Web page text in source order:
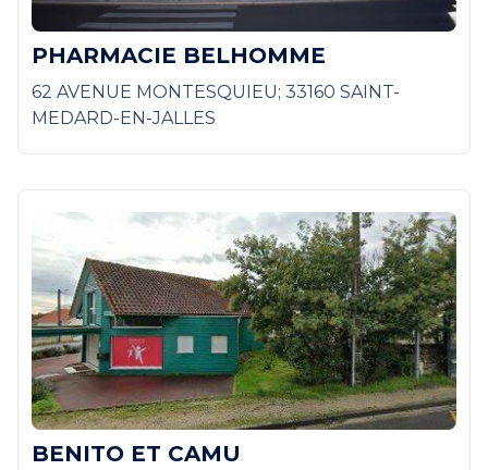
PHARMACIE BELHOMME
62 AVENUE MONTESQUIEU; 33160 SAINT-
MEDARD-EN-JALLES
BENITO ET CAMU